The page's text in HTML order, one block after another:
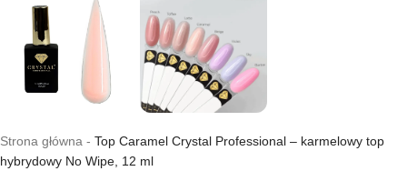
Strona główna - Top Caramel Crystal Professional – karmelowy top
hybrydowy No Wipe, 12 ml